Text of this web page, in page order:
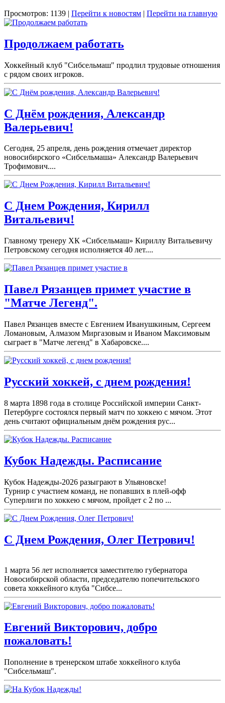
Просмотров: 1139 | Перейти к новостям | Перейти на главную
Продолжаем работать
Хоккейный клуб "Сибсельмаш" продлил трудовые отношения
с рядом своих игроков.
С Днём рождения, Александр
Валерьевич!
Сегодня, 25 апреля, день рождения отмечает директор
новосибирского «Сибсельмаша» Александр Валерьевич
Трофимович....
С Днем Рождения, Кирилл
Витальевич!
Главному тренеру ХК «Сибсельмаш» Кириллу Витальевичу
Петровскому сегодня исполняется 40 лет....
Павел Рязанцев примет участие в
"Матче Легенд".
Павел Рязанцев вместе с Евгением Иванушкиным, Сергеем
Ломановым, Алмазом Миргазовым и Иваном Максимовым
сыграет в "Матче легенд" в Хабаровске....
Русский хоккей, с днем рождения!
8 марта 1898 года в столице Российской империи Санкт-
Петербурге состоялся первый матч по хоккею с мячом. Этот
день считают официальным днём рождения рус...
Кубок Надежды. Расписание
Кубок Надежды-2026 разыграют в Ульяновске!
Турнир с участием команд, не попавших в плей-офф
Суперлиги по хоккею с мячом, пройдет с 2 по ...
С Днем Рождения, Олег Петрович!
1 марта 56 лет исполняется заместителю губернатора
Новосибирской области, председателю попечительского
совета хоккейного клуба "Сибсе...
Евгений Викторович, добро
пожаловать!
Пополнение в тренерском штабе хоккейного клуба
"Сибсельмаш".